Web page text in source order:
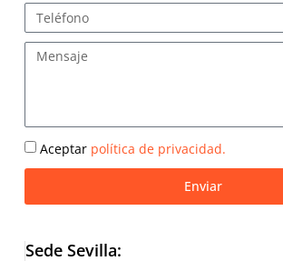
Aceptar política de privacidad.
Enviar
Sede Sevilla: